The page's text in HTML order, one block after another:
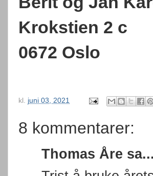
Krokstien 2 c
0672 Oslo
kl. juni 03, 2021
8 kommentarer:
Thomas Åre sa...